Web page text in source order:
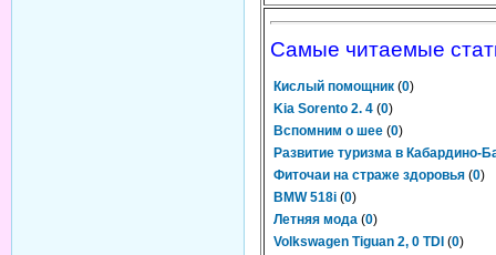
Самые читаемые
Кислый помощник (0)
Kia Sorento 2. 4 (0)
Вспомним о шее (0)
Развитие туризма в Кабардино-
Фиточаи на страже здоровья (0)
BMW 518i (0)
Летняя мода (0)
Volkswagen Tiguan 2, 0 TDI (0)